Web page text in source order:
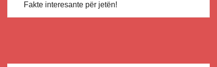
Fakte interesante për jetën!